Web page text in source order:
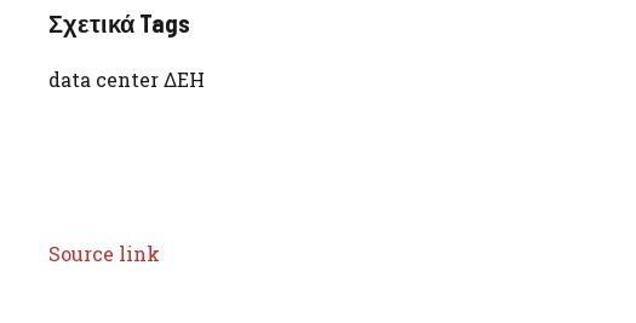
Σχετικά Tags
data center ΔΕΗ
Source link